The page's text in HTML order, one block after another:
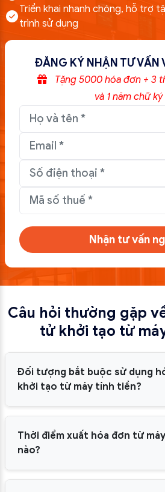
Triển khai nhanh chóng, hỗ trợ
trình sử dụng
ĐĂNG KÝ NHẬN TƯ VẤN
Tặng 5000 hóa đơn + 3
và 1 năm chữ ký
Nhận tư vấn
Câu hỏi thường gặp
tử khởi tạo từ
Đối tượng bắt buộc sử dụng
khởi tạo từ máy tính tiền?
Thời điểm xuất hóa đơn từ
nào?